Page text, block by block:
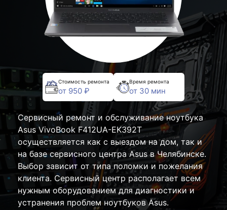
Стоимость ремонта
от 950 ₽
Время ремонта
от 30 мин
Сервисный ремонт и обслуживание ноутбука
Asus VivoBook F412UA-EK392T
осуществляется как с выездом на дом, так и
на базе сервисного центра Asus в Челябинске.
Выбор зависит от типа поломки и пожелания
клиента. Сервисный центр располагает всем
нужным оборудованием для диагностики и
устранения проблем ноутбуков Asus.